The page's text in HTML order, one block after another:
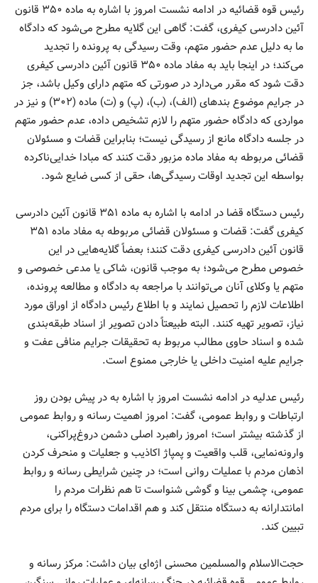
رئیس قوه قضائیه در ادامه نشست امروز با اشاره به ماده ۳۵۰ قانون
آئین دادرسی کیفری، گفت: گاهی این گلایه مطرح می‌شود که دادگاه
ما به دلیل عدم حضور متهم، وقت رسیدگی به پرونده را تجدید
می‌کند؛ در اینجا باید به مفاد ماده ۳۵۰ قانون آئین دادرسی کیفری
دقت شود که مقرر می‌دارد در صورتی که متهم دارای وکیل باشد، جز
در جرایم موضوع بندهای (الف)، (ب)، (پ) و (ت) ماده (۳۰۲) و نیز در
مواردی که دادگاه حضور متهم را لازم تشخیص داده، عدم حضور متهم
در جلسه دادگاه مانع از رسیدگی نیست؛ بنابراین قضات و مسئولان
قضائی مربوطه به مفاد ماده مزبور دقت کنند که مبادا خدایی‌ناکرده
بواسطه این تجدید اوقات رسیدگی‌ها، حقی از کسی ضایع شود.
رئیس دستگاه قضا در ادامه با اشاره به ماده ۳۵۱ قانون آئین دادرسی
کیفری گفت: قضات و مسئولان قضائی مربوطه به مفاد ماده ۳۵۱
قانون آئین دادرسی کیفری دقت کنند؛ بعضاً گلایه‌هایی در این
خصوص مطرح می‌شود؛ به موجب قانون، شاکی یا مدعی خصوصی و
متهم یا وکلای آنان می‌توانند با مراجعه به دادگاه و مطالعه پرونده،
اطلاعات لازم را تحصیل نمایند و با اطلاع رئیس دادگاه از اوراق مورد
نیاز، تصویر تهیه کنند. البته طبیعتاً دادن تصویر از اسناد طبقه‌بندی
شده و اسناد حاوی مطالب مربوط به تحقیقات جرایم منافی عفت و
جرایم علیه امنیت داخلی یا خارجی ممنوع است.
رئیس عدلیه در ادامه نشست امروز با اشاره به در پیش بودن روز
ارتباطات و روابط عمومی، گفت: امروز اهمیت رسانه و روابط عمومی
از گذشته بیشتر است؛ امروز راهبرد اصلی دشمن دروغ‌پراکنی،
وارونه‌نمایی، قلب واقعیت و پمپاژ اکاذیب و جعلیات و منحرف کردن
اذهان مردم با عملیات روانی است؛ در چنین شرایطی رسانه و روابط
عمومی، چشمی بینا و گوشی شنواست تا هم نظرات مردم را
امانتدارانه به دستگاه منتقل کند و هم اقدامات دستگاه را برای مردم
تبیین کند.
حجت‌الاسلام والمسلمین محسنی اژه‌ای بیان داشت: مرکز رسانه و